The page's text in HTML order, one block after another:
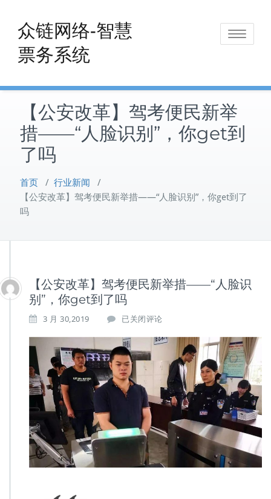
content
众链网络-智慧
票务系统
Toggle
【公安改革】驾考便民新举
措——“人脸识别”，你get到
了吗
首页 / 行业新闻 /
【公安改革】驾考便民新举措——“人脸识别”，你get到了
吗
【公安改革】驾考便民新举措——“人脸识
别”，你get到了吗
3 月 30,2019
【公
改
革】
驾
考
便
举
措
——
“人
已关闭评论